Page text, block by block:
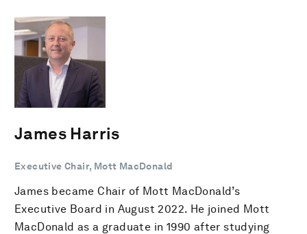
James Harris
Executive Chair, Mott MacDonald
James became Chair of Mott MacDonald’s
Executive Board in August 2022. He joined Mott
MacDonald as a graduate in 1990 after studying